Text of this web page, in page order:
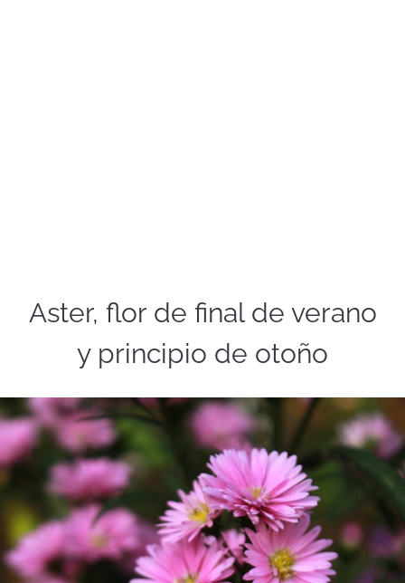
Aster, flor de final de verano
y principio de otoño